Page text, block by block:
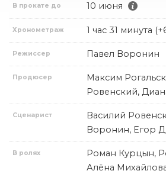
В прокате до 10 июня
Хронометраж 1 час 31 минута
Режиссер Павел Воронин
Продюсер
Максим
Ровенский,
Сценарист
Василий
Воронин, Егор
В ролях
Роман Курцын,
Алёна